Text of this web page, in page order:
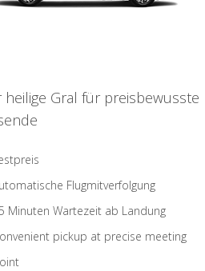
heilige Gral für preisbewusste
Flugmitverfolgung
Minuten Wartezeit ab Landung
pickup at precise meeting